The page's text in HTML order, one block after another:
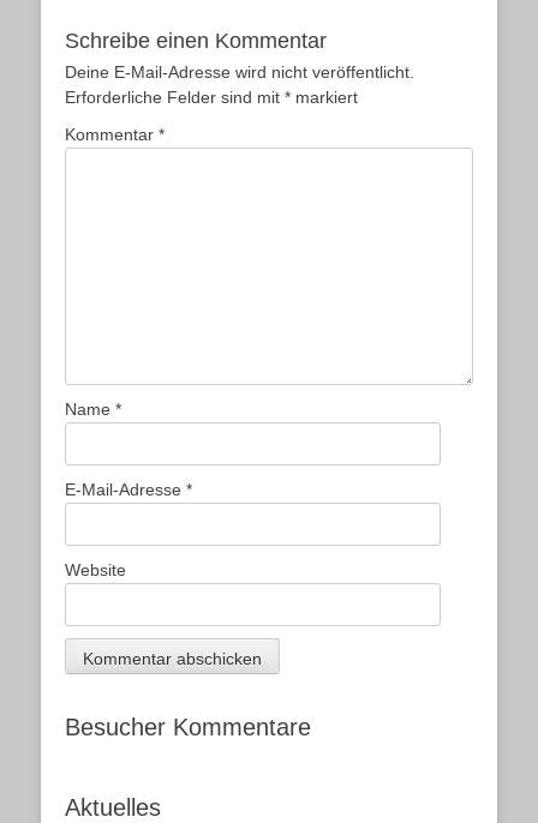
Schreibe einen Kommentar
Deine E-Mail-Adresse wird nicht veröffentlicht.
Erforderliche Felder sind mit * markiert
Kommentar *
Name *
E-Mail-Adresse *
Website
Besucher Kommentare
Aktuelles